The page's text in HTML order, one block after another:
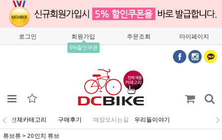
로그인 회원가입
5%할인쿠폰
주문조회 마이페이지
전체카테고리 구매후기 매장오시는길 우리들이야기
튜브류 > 20인치 튜브